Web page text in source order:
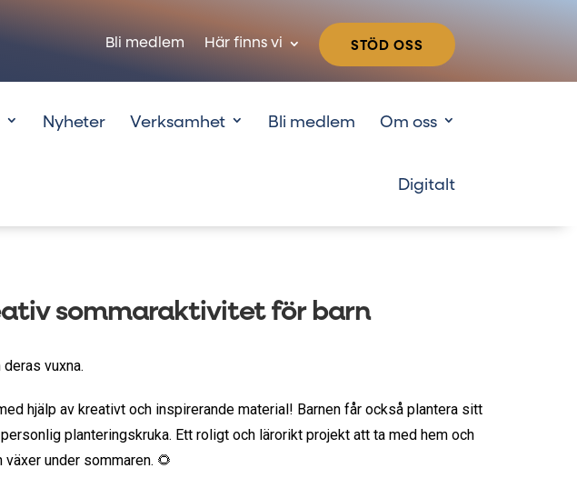
STÖD OSS
Bli medlem Här finns vi
Nyheter Verksamhet Bli medlem Om oss
sommaraktivitet för barn
vuxna.
hjälp av kreativt och inspirerande material! Barnen får också plantera sitt
planteringskruka. Ett roligt och lärorikt projekt att ta med hem och
under sommaren. 🌻